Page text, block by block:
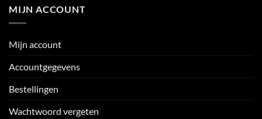
MIJN ACCOUNT
Mijn account
Accountgegevens
Bestellingen
Wachtwoord vergeten